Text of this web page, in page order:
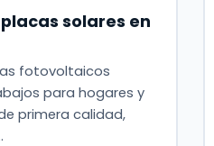
solares en
fotovoltaicos
para hogares y
primera calidad,